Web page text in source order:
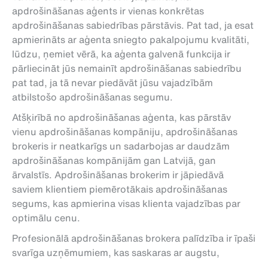
apdrošināšanas aģents ir vienas konkrētas
apdrošināšanas sabiedrības pārstāvis. Pat tad, ja esat
apmierināts ar aģenta sniegto pakalpojumu kvalitāti,
lūdzu, ņemiet vērā, ka aģenta galvenā funkcija ir
pārliecināt jūs nemainīt apdrošināšanas sabiedrību
pat tad, ja tā nevar piedāvāt jūsu vajadzībām
atbilstošo apdrošināšanas segumu.
Atšķirībā no apdrošināšanas aģenta, kas pārstāv
vienu apdrošināšanas kompāniju, apdrošināšanas
brokeris ir neatkarīgs un sadarbojas ar daudzām
apdrošināšanas kompānijām gan Latvijā, gan
ārvalstīs. Apdrošināšanas brokerim ir jāpiedāvā
saviem klientiem piemērotākais apdrošināšanas
segums, kas apmierina visas klienta vajadzības par
optimālu cenu.
Profesionālā apdrošināšanas brokera palīdzība ir īpaši
svarīga uzņēmumiem, kas saskaras ar augstu,